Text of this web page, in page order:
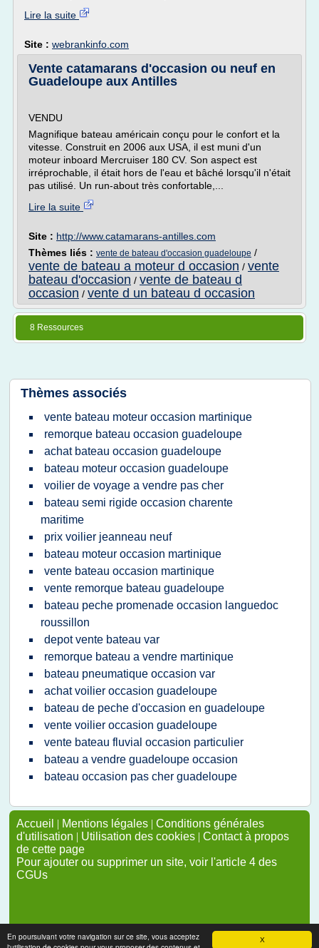
X
En poursuivant votre navigation sur ce site, vous acceptez
Lire la suite
Site : webrankinfo.com
Vente catamarans d'occasion ou neuf en
Guadeloupe aux Antilles
VENDU
Magnifique bateau américain conçu pour le confort et la
vitesse. Construit en 2006 aux USA, il est muni d'un
moteur inboard Mercruiser 180 CV. Son aspect est
irréprochable, il était hors de l'eau et bâché lorsqu'il n'était
pas utilisé. Un run-about très confortable,...
Lire la suite
Site : http://www.catamarans-antilles.com
Thèmes liés : vente de bateau d'occasion guadeloupe /
vente de bateau a moteur d occasion / vente
bateau d'occasion / vente de bateau d
occasion / vente d un bateau d occasion
8 Ressources
Thèmes associés
vente bateau moteur occasion martinique
remorque bateau occasion guadeloupe
achat bateau occasion guadeloupe
bateau moteur occasion guadeloupe
voilier de voyage a vendre pas cher
bateau semi rigide occasion charente
maritime
prix voilier jeanneau neuf
bateau moteur occasion martinique
vente bateau occasion martinique
vente remorque bateau guadeloupe
bateau peche promenade occasion languedoc
roussillon
depot vente bateau var
remorque bateau a vendre martinique
bateau pneumatique occasion var
achat voilier occasion guadeloupe
bateau de peche d'occasion en guadeloupe
vente voilier occasion guadeloupe
vente bateau fluvial occasion particulier
bateau a vendre guadeloupe occasion
bateau occasion pas cher guadeloupe
Accueil | Mentions légales | Conditions générales
d'utilisation | Utilisation des cookies | Contact à propos
de cette page
Pour ajouter ou supprimer un site, voir l'article 4 des
CGUs